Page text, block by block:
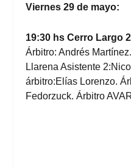
Viernes 29 de mayo:
19:30 hs Cerro Largo
Árbitro: Andrés
Llarena Asistente
árbitro:Elías Lorenzo.
Fedorzuck. Árbitro